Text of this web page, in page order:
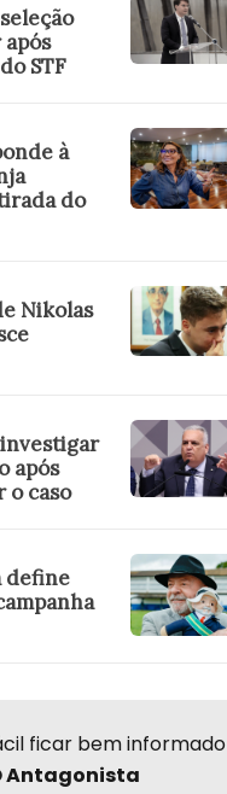
STF
à
do
Nikolas
após
o caso
define
ficar bem informado
Antagonista